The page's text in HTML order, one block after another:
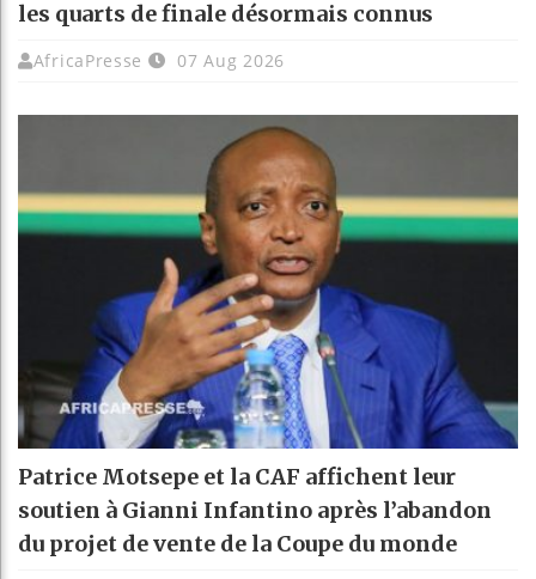
les quarts de finale désormais connus
AfricaPresse 07 Aug 2026
Patrice Motsepe et la CAF affichent leur
soutien à Gianni Infantino après l’abandon
du projet de vente de la Coupe du monde